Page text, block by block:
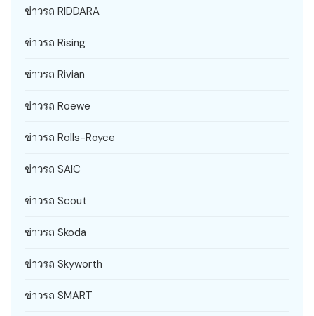
ข่าวรถ RIDDARA
ข่าวรถ Rising
ข่าวรถ Rivian
ข่าวรถ Roewe
ข่าวรถ Rolls-Royce
ข่าวรถ SAIC
ข่าวรถ Scout
ข่าวรถ Skoda
ข่าวรถ Skyworth
ข่าวรถ SMART